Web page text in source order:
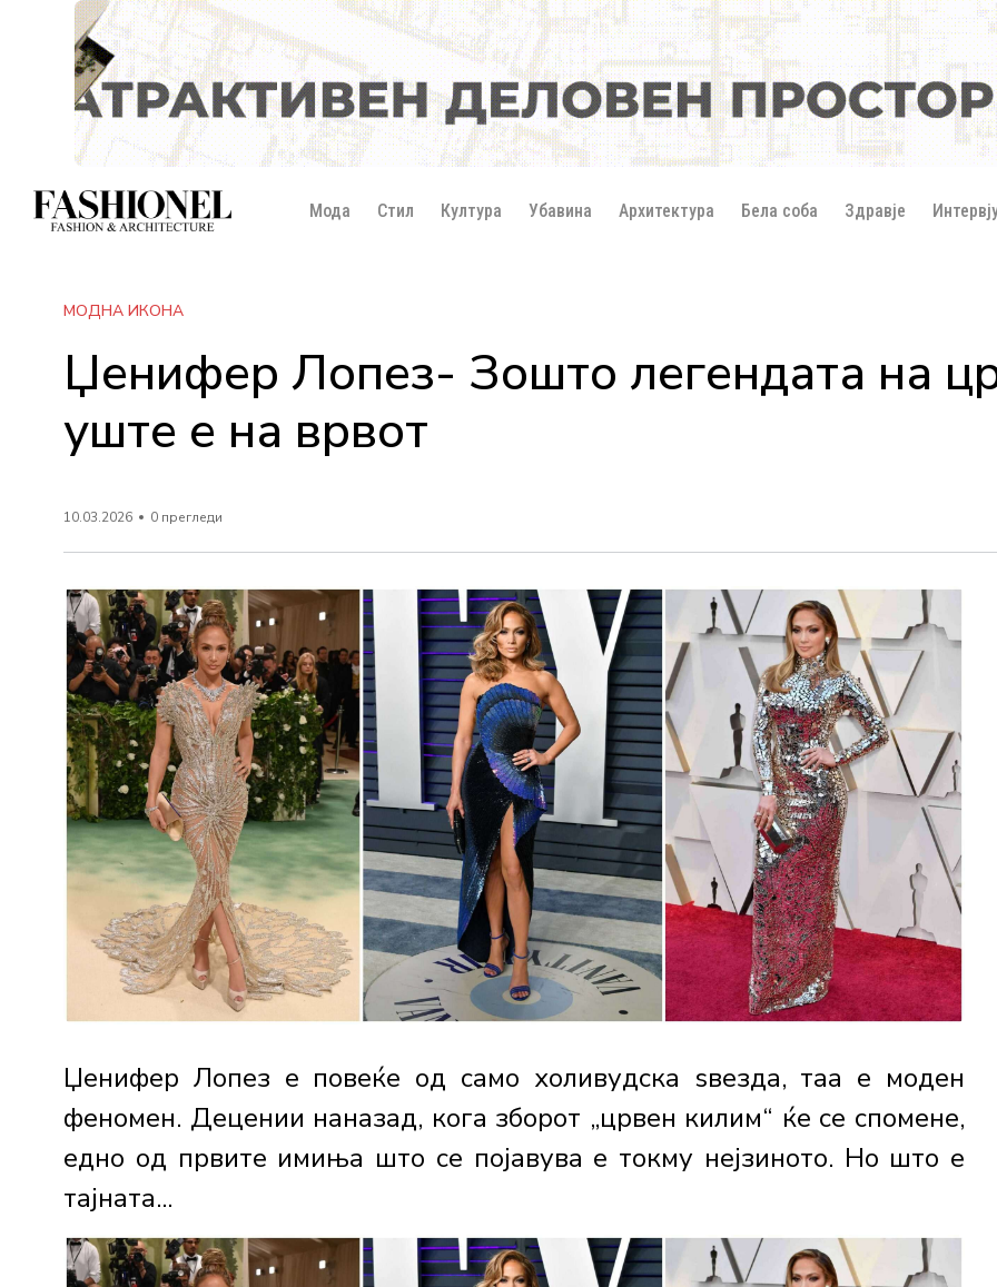
Мода Стил Култура Убавина Архитектура Бела соба Здравје
МОДНА ИКОНА
Џенифер Лопез- Зошто легендата на
уште е на врвот
10.03.2026 0 прегледи
Џенифер Лопез е повеќе од само холивудска ѕвезда, таа е моден
феномен. Децении наназад, кога зборот „црвен килим“ ќе се спомене,
едно од првите имиња што се појавува е токму нејзиното. Но што е
тајната...